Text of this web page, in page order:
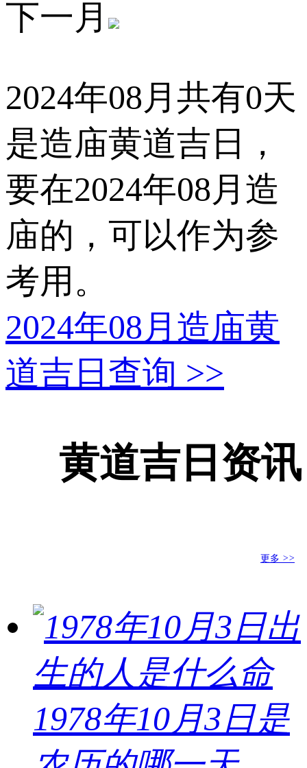
下一月
2024年08月共有0天
是造庙黄道吉日，
要在2024年08月造
庙的，可以作为参
考用。
2024年08月造庙黄
道吉日查询 >>
黄道吉日资讯
更多 >>